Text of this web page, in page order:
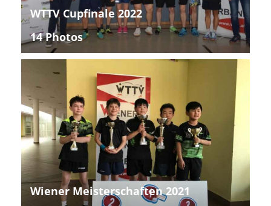
WTTV Cupfinale 2022
14 Photos
Wiener Meisterschaften 2021